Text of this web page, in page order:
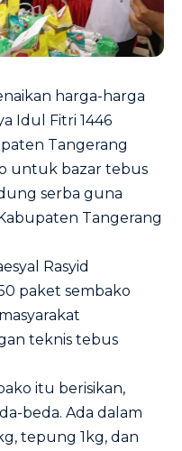
harga-harga
Idul Fitri 1446
Tangerang
untuk bazar tebus
serba guna
Tangerang
Rasyid
paket sembako
teknis tebus
itu berisikan,
beda. Ada dalam
tepung 1kg, dan